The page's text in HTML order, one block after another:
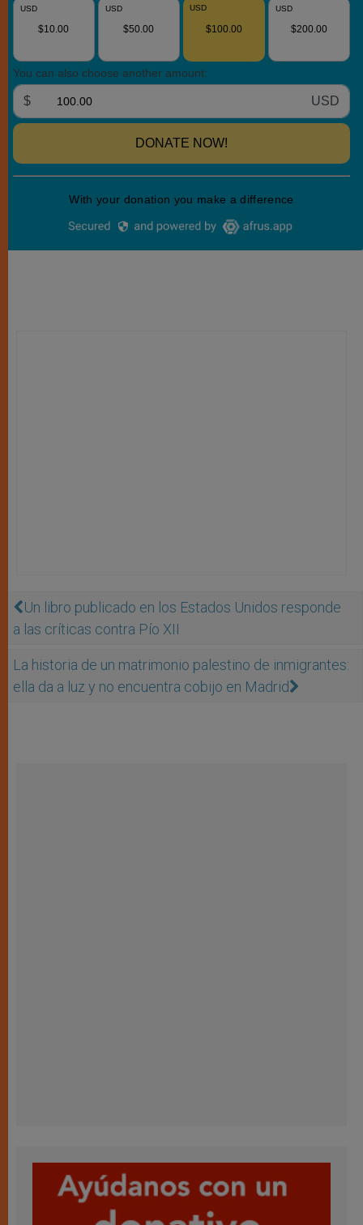
Un libro publicado en los Estados Unidos responde
a las críticas contra Pío XII
La historia de un matrimonio palestino de inmigrantes:
ella da a luz y no encuentra cobijo en Madrid